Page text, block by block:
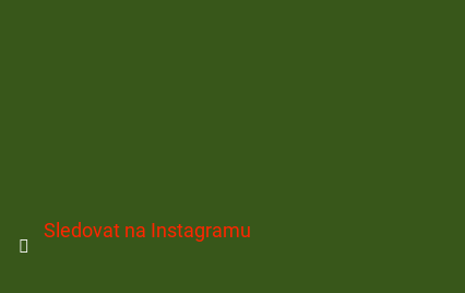
Sledovat na Instagramu